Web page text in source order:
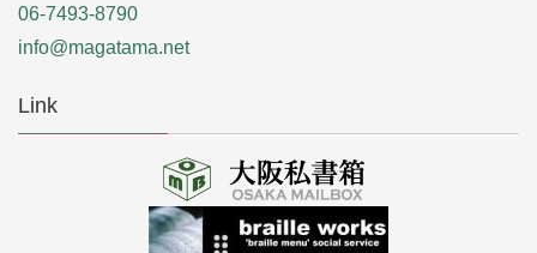
06-7493-8790
info@magatama.net
Link